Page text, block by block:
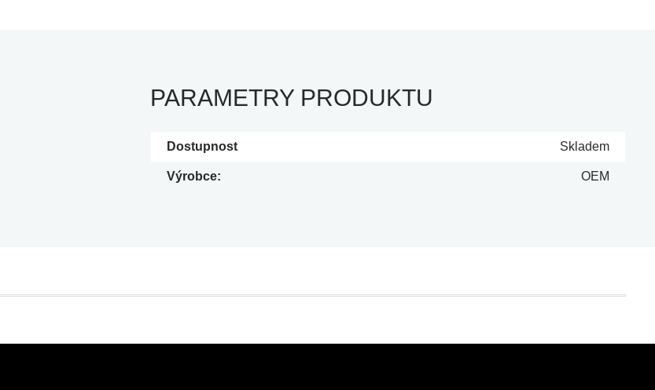
PARAMETRY PRODUKTU
Dostupnost Skladem
Výrobce: OEM